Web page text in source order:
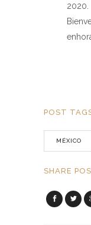
2020.
POST
MÉXICO
SHARE